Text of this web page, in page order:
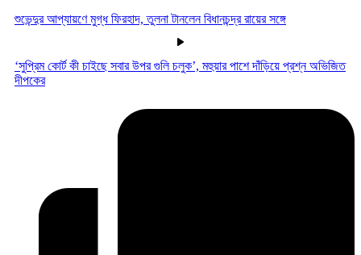
শুভেন্দুর আপ্যায়ণে মুগ্ধ ফিরহাদ, তুলনা টানলেন বিধানচন্দ্র রায়ের সঙ্গে
‘সুপ্রিম কোর্ট কী চাইছে সবার উপর গুলি চলুক’, মহুয়ার পাশে দাঁড়িয়ে প্রশ্ন অভিজিত
দীপকের